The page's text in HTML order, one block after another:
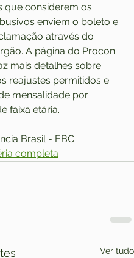
que considerem os
enviem o boleto e
através do
A página do Procon
mais detalhes sobre
reajustes permitidos e
mensalidade por
faixa etária.
Brasil - EBC
completa
Ver tudo